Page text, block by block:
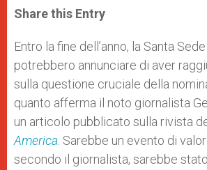
t
s
p
p
s
e
g
e
r
e
b
o
k
r
Share this Entry
Entro la fine dell’anno, la Santa
potrebbero annunciare di aver
sulla questione cruciale della
quanto afferma il noto giornalista
un articolo pubblicato sulla rivista
America . Sarebbe un evento di
secondo il giornalista, sarebbe